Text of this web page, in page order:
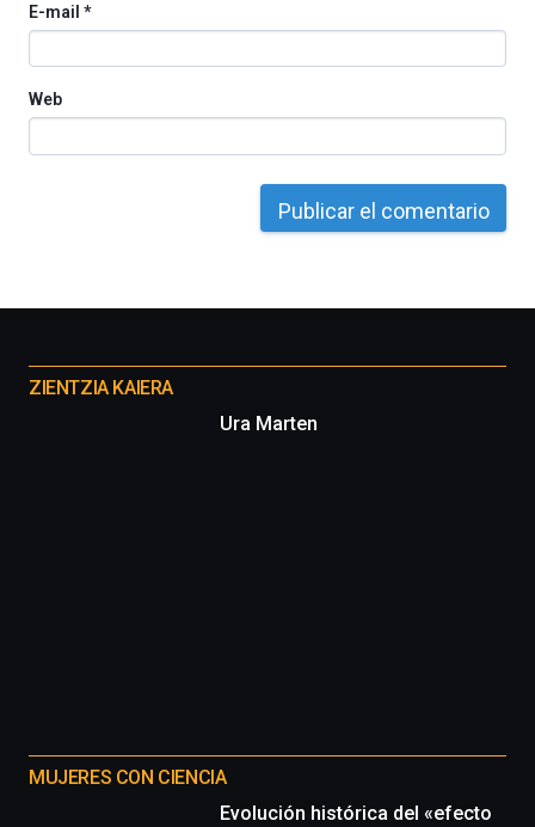
E-mail *
Web
proyectos
ZIENTZIA KAIERA
Ura Marten
MUJERES CON CIENCIA
Evolución histórica del «efecto